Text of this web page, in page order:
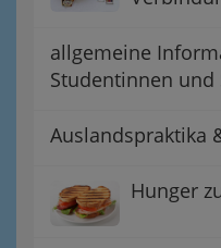
allgemeine
Studentinnen und
Auslandspraktika
Hunger